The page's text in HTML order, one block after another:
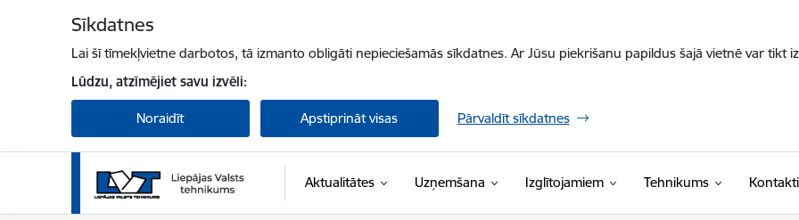
Sīkdatnes
Lai šī tīmekļvietne darbotos, tā izmanto obligāti nepieciešamās sīkdatnes. Ar Jūsu piekrišanu papildus šajā vietnē var tikt
Lūdzu, atzīmējiet savu izvēli:
Noraidīt Apstiprināt visas Pārvaldīt sīkdatnes
Aktualitātes Uzņemšana Izglītojamiem Tehnikums Kontakti